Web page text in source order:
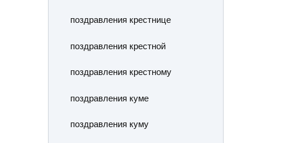
поздравления крестнице
поздравления крестной
поздравления крестному
поздравления куме
поздравления куму